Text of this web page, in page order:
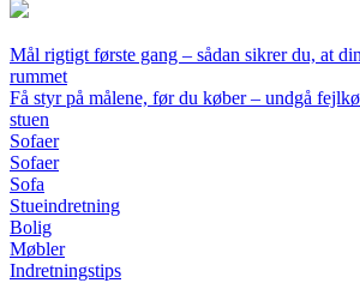
Mål rigtigt første gang – sådan sikrer du, at
rummet
Få styr på målene, før du køber – undgå
stuen
Sofaer
Sofaer
Sofa
Stueindretning
Bolig
Møbler
Indretningstips